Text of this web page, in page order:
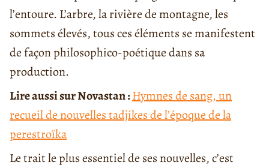
l’entoure. L’arbre, la rivière de montagne, les
sommets élevés, tous ces éléments se manifestent
de façon philosophico-poétique dans sa
production.
Lire aussi sur Novastan :Hymnes de sang, un
recueil de nouvelles tadjikes de l’époque de la
perestroïka
Le trait le plus essentiel de ses nouvelles, c’est